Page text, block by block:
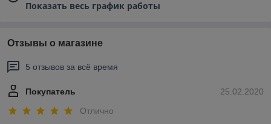
Показать весь график работы
Отзывы о магазине
5 отзывов за всё время
25.02.2020
Покупатель
Отлично